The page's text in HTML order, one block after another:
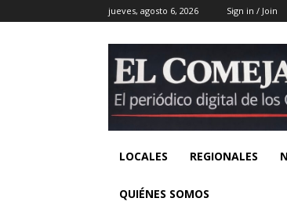
jueves, agosto 6, 2026 Sign in / Join
LOCALES REGIONALES
QUIÉNES SOMOS